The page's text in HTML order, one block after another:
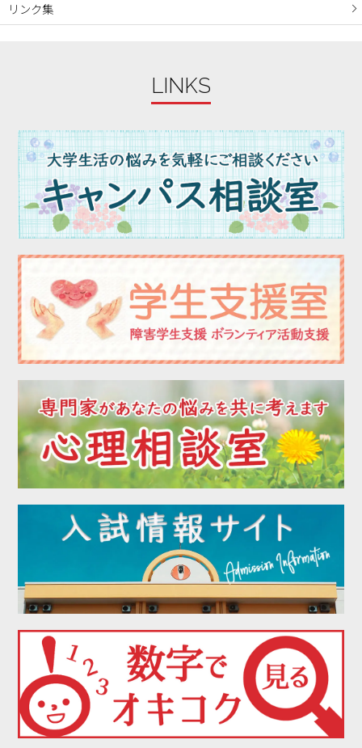
2023年10月
2023年05月
2023年04月
2023年03月
2023年02月
2023年01月
2022年12月
2022年11月
2022年10月
2022年09月
2022年08月
2022年06月
2022年05月
2022年04月
2022年03月
2022年02月
2022年01月
2021年11月
2021年10月
2021年09月
2021年08月
2021年07月
2021年06月
2021年05月
リンク集
LINKS